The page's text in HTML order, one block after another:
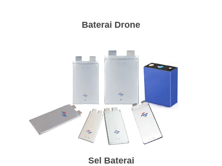
Baterai Drone
Sel Baterai